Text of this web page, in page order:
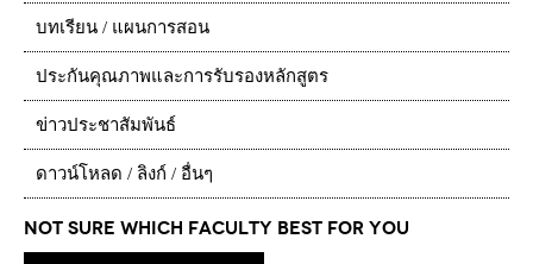
บทเรียน / แผนการสอน
ประกันคุณภาพและการรับรองหลักสูตร
ข่าวประชาสัมพันธ์
ดาวน์โหลด / ลิงก์ / อื่นๆ
Not Sure which Faculty best for you